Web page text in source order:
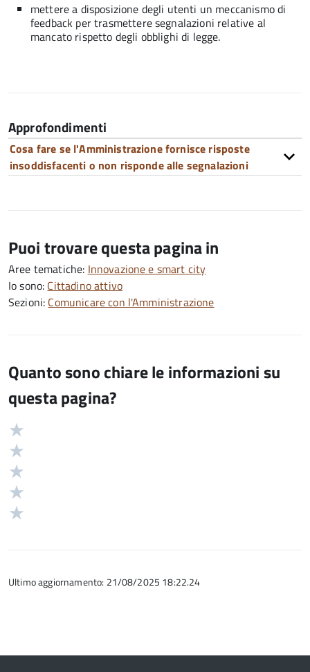
mettere a disposizione degli utenti un meccanismo di
feedback per trasmettere segnalazioni relative al
mancato rispetto degli obblighi di legge.
Approfondimenti
Cosa fare se l'Amministrazione fornisce risposte
insoddisfacenti o non risponde alle segnalazioni
Puoi trovare questa pagina in
Aree tematiche: Innovazione e smart city
Io sono: Cittadino attivo
Sezioni: Comunicare con l'Amministrazione
Quanto sono chiare le informazioni su
questa pagina?
Valutazione
5
Ultimo aggiornamento: 21/08/2025 18:22.24